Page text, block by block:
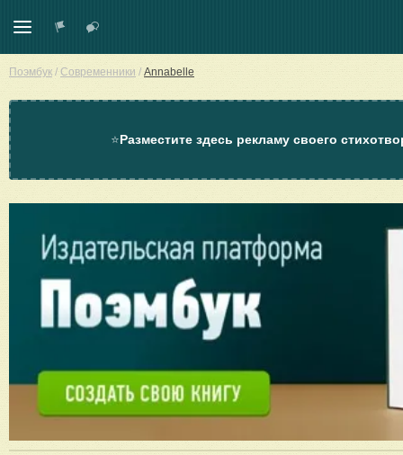
Поэмбук / Современники / Annabelle
⭐Разместите здесь рекламу своего